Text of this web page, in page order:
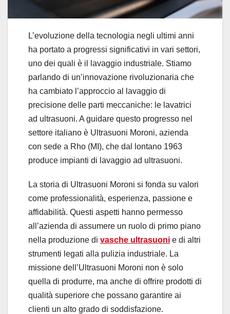
L’evoluzione della tecnologia negli ultimi anni
ha portato a progressi significativi in vari settori,
uno dei quali è il lavaggio industriale. Stiamo
parlando di un’innovazione rivoluzionaria che
ha cambiato l’approccio al lavaggio di
precisione delle parti meccaniche: le lavatrici
ad ultrasuoni. A guidare questo progresso nel
settore italiano è Ultrasuoni Moroni, azienda
con sede a Rho (MI), che dal lontano 1963
produce impianti di lavaggio ad ultrasuoni.
La storia di Ultrasuoni Moroni si fonda su valori
come professionalità, esperienza, passione e
affidabilità. Questi aspetti hanno permesso
all’azienda di assumere un ruolo di primo piano
nella produzione di vasche ultrasuoni e di altri
strumenti legati alla pulizia industriale. La
missione dell’Ultrasuoni Moroni non è solo
quella di produrre, ma anche di offrire prodotti di
qualità superiore che possano garantire ai
clienti un alto grado di soddisfazione.